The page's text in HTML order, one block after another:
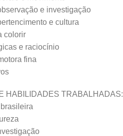
e investigação
e cultura
colorir
e raciocínio
fina
HABILIDADES TRABALHADAS: